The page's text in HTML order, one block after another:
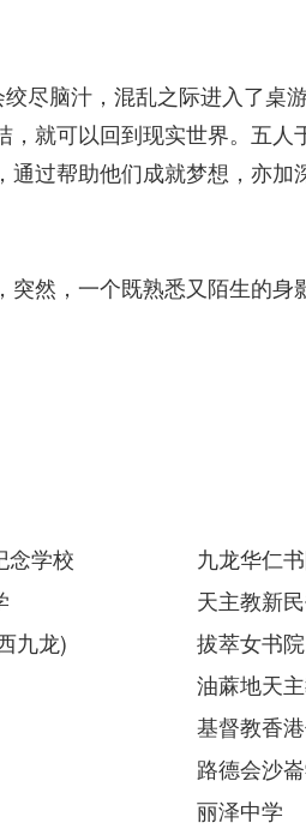
尽脑汁，混乱之际进入了桌
就可以回到现实世界。五人
过帮助他们成就梦想，亦加
然，一个既熟悉又陌生的
念学校
九龙华仁
天主教新
九龙)
拔萃女书院
油蔴地天
基督教香
路德会沙
丽泽中学